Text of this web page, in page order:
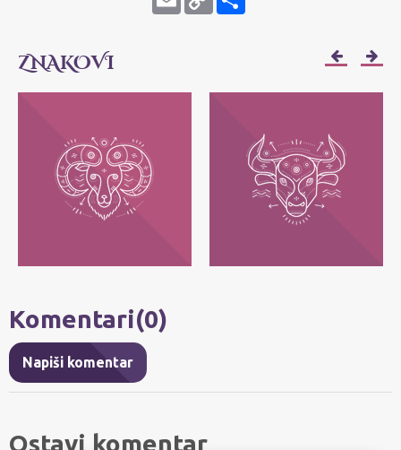
Link
ZNAKOVI
OVAN
Njihov moto je: Ja sam! Najvažnije im je
da svako može da bude ono što jeste, bez
pretvaranja.
BIK
Njihov moto je: Ja imam - posedujem!
Najvažnije im je da zadrže ono što im
pripada.
Komentari(0)
Napiši komentar
Ostavi komentar